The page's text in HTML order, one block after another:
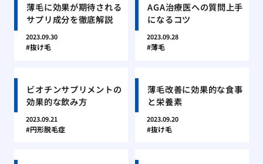
薄毛に効果が期待される
サプリ成分を徹底解説
2023.09.30
抜け毛
AGA治療医への質問上手
になるコツ
2023.09.28
薄毛
ビオチンサプリメントの
効果的な飲み方
2023.09.21
円形脱毛症
薄毛改善に効果的な食事
と栄養素
2023.09.20
抜け毛